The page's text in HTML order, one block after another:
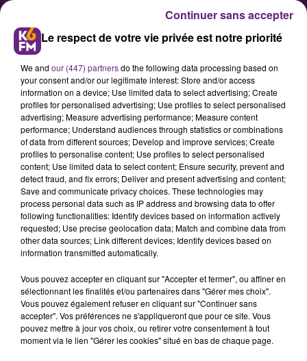
La Bourgogne Franche-Comté
vote son organisation définitive
Après des mois de débats et de
guerres entre Dijon et Besançon,
entre Bourguignons et Franc-
Comtois, l'organisation définitive
soumise au vote du Conseil
Régional à l'occasion d'une
nouvelle session. La présidente
assure avoir respecter l'équilibre
Le respect de votre vie privée est notre priorité
We and our (447) partnersdo the following data processing based on
your consent and/or our legitimate interest: Store and/or access
information on a device; Use limited data to select advertising; Create
profiles for personalised advertising; Use profiles to select personalised
advertising; Measure advertising performance; Measure content
performance; Understand audiences through statistics or combinations
of data from different sources; Develop and improve services; Create
profiles to personalise content; Use profiles to select personalised
content; Use limited data to select content; Ensure security, prevent and
detect fraud, and fix errors; Deliver and present advertising and content;
Save and communicate privacy choices. These technologies may
process personal data such as IP address and browsing data to offer
following functionalities: Identify devices based on information actively
requested; Use precise geolocation data; Match and combine data from
other data sources; Link different devices; Identify devices based on
information transmitted automatically.
Vous pouvez accepter en cliquant sur "Accepter et fermer", ou affiner en
sélectionnant les finalités et/ou partenaires dans "Gérer mes choix".
Vous pouvez également refuser en cliquant sur "Continuer sans
accepter". Vos préférences ne s'appliqueront que pour ce site. Vous
pouvez mettre à jour vos choix, ou retirer votre consentement à tout
moment via le lien "Gérer les cookies" situé en bas de chaque page.
Continuer sans accepter